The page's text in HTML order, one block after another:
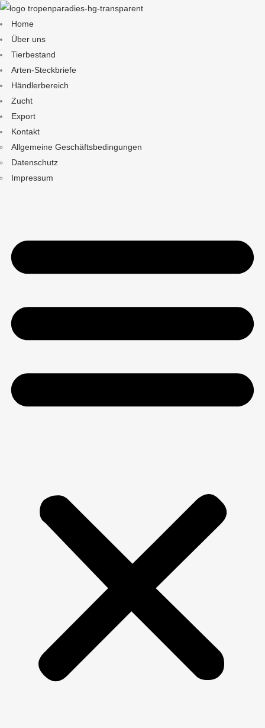
Home
Über uns
Tierbestand
Arten-Steckbriefe
Händlerbereich
Zucht
Export
Kontakt
Allgemeine Geschäftsbedingungen
Datenschutz
Impressum